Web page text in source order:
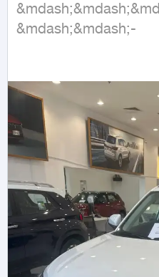
&mdash;&mdash;-